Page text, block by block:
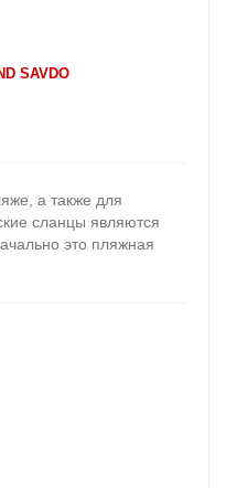
SAVDO
а также для
сланцы являются
это пляжная